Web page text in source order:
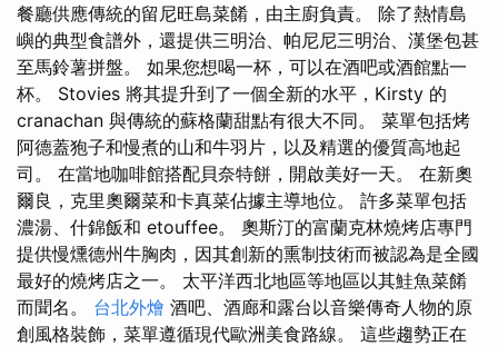
餐廳供應傳統的留尼旺島菜餚，由主廚負責。 除了熱情島
嶼的典型食譜外，還提供三明治、帕尼尼三明治、漢堡包甚
至馬鈴薯拼盤。 如果您想喝一杯，可以在酒吧或酒館點一
杯。 Stovies 將其提升到了一個全新的水平，Kirsty 的
cranachan 與傳統的蘇格蘭甜點有很大不同。 菜單包括烤
阿德蓋狍子和慢煮的山和牛羽片，以及精選的優質高地起
司。 在當地咖啡館搭配貝奈特餅，開啟美好一天。 在新奧
爾良，克里奧爾菜和卡真菜佔據主導地位。 許多菜單包括
濃湯、什錦飯和 etouffee。 奧斯汀的富蘭克林燒烤店專門
提供慢燻德州牛胸肉，因其創新的熏制技術而被認為是全國
最好的燒烤店之一。 太平洋西北地區等地區以其鮭魚菜餚
而聞名。 台北外燴 酒吧、酒廊和露台以音樂傳奇人物的原
創風格裝飾，菜單遵循現代歐洲美食路線。 這些趨勢正在